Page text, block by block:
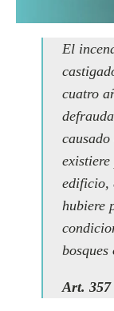
El
cuatro
edificio,
hubiere
bosques
Art. 357